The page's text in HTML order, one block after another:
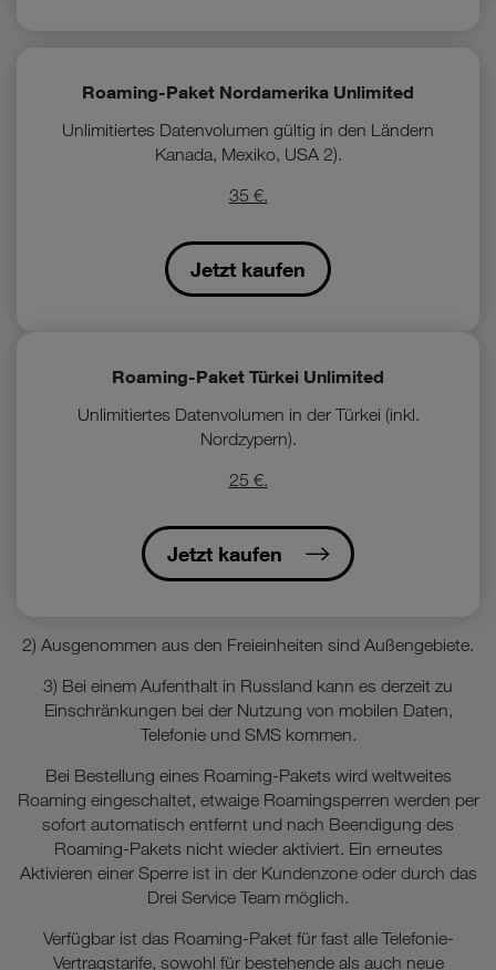
Roaming-Paket Nordamerika Unlimited
Unlimitiertes Datenvolumen gültig in den Ländern
Kanada, Mexiko, USA 2).
35 €.
Jetzt kaufen
Roaming-Paket Türkei Unlimited
Unlimitiertes Datenvolumen in der Türkei (inkl.
Nordzypern).
25 €.
Jetzt kaufen
2) Ausgenommen aus den Freieinheiten sind Außengebiete.
3) Bei einem Aufenthalt in Russland kann es derzeit zu
Einschränkungen bei der Nutzung von mobilen Daten,
Telefonie und SMS kommen.
Bei Bestellung eines Roaming-Pakets wird weltweites
Roaming eingeschaltet, etwaige Roamingsperren werden per
sofort automatisch entfernt und nach Beendigung des
Roaming-Pakets nicht wieder aktiviert. Ein erneutes
Aktivieren einer Sperre ist in der Kundenzone oder durch das
Drei Service Team möglich.
Verfügbar ist das Roaming-Paket für fast alle Telefonie-
Vertragstarife, sowohl für bestehende als auch neue